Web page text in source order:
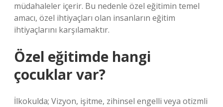
müdahaleler içerir. Bu nedenle özel eğitimin temel
amacı, özel ihtiyaçları olan insanların eğitim
ihtiyaçlarını karşılamaktır.
Özel eğitimde hangi
çocuklar var?
İlkokulda; Vizyon, işitme, zihinsel engelli veya otizmli